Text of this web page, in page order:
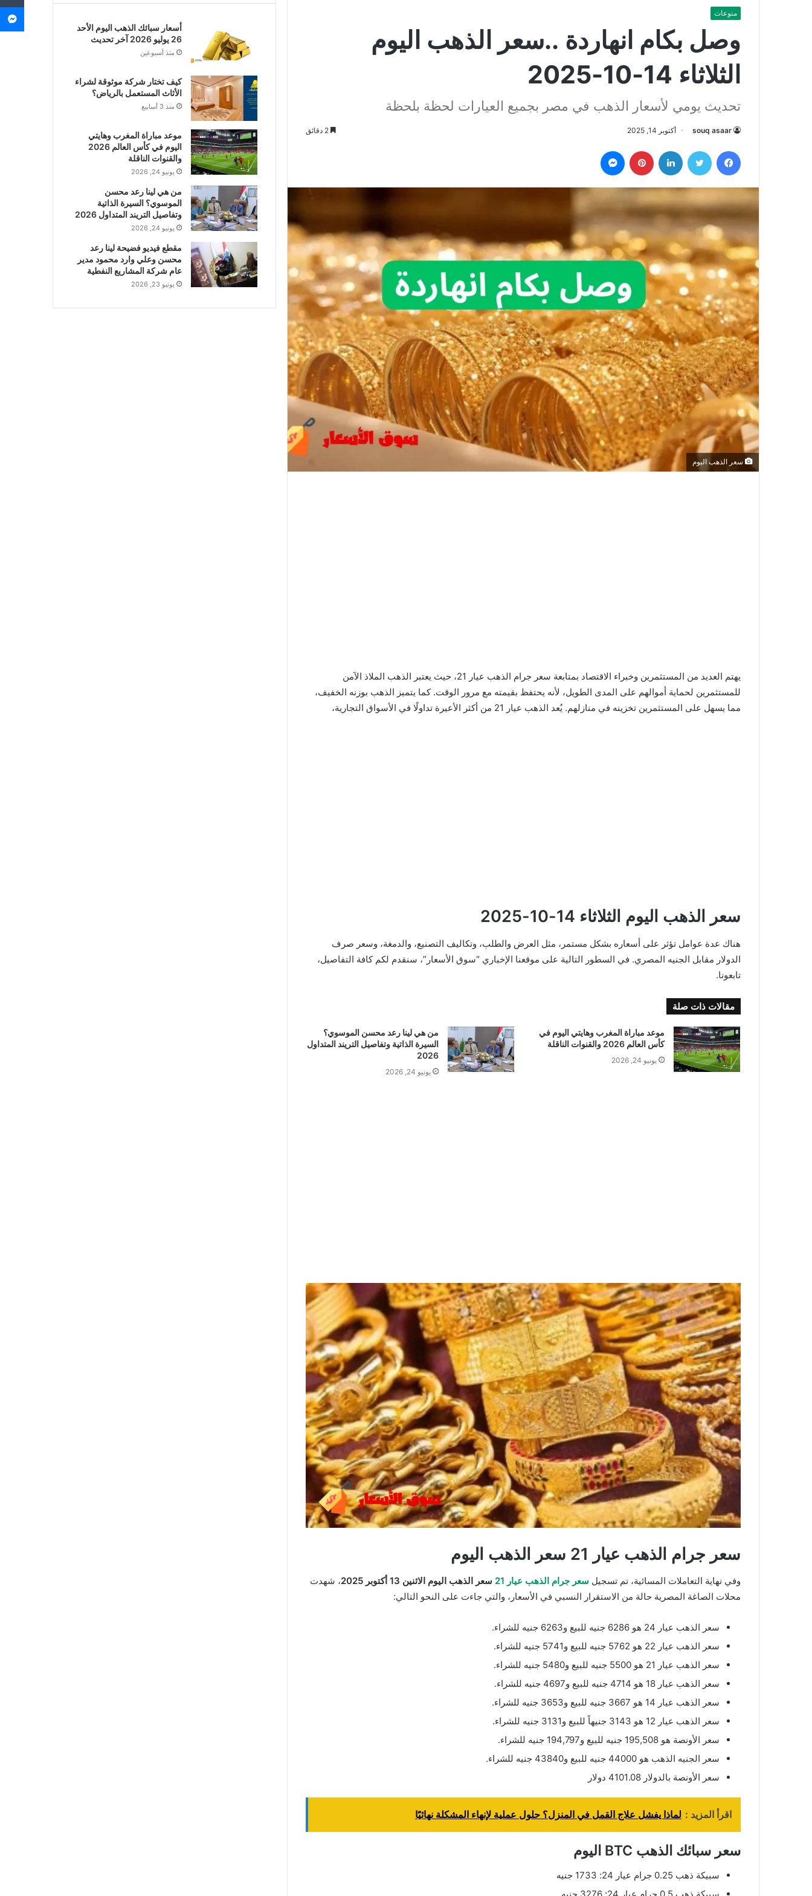
منوعات
وصل بكام انهاردة ..سعر الذهب اليوم
الثلاثاء 14-10-2025
تحديث يومي لأسعار الذهب في مصر بجميع العيارات لحظة بلحظة
souq asaar أكتوبر 14, 2025
فيسبوك تويتر لينكدإن بينتيريست
سعر الذهب اليوم
يهتم العديد من المستثمرين وخبراء الاقتصاد بمتابعة سعر جرام الذهب عيار 21، حيث يعتبر الذهب الملاذ الآمن
للمستثمرين لحماية أموالهم على المدى الطويل، لأنه يحتفظ بقيمته مع مرور الوقت. كما يتميز الذهب بوزنه الخفيف،
مما يسهل على المستثمرين تخزينه في منازلهم. يُعد الذهب عيار 21 من أكثر الأعيرة تداولًا في الأسواق التجارية،
سعر الذهب اليوم الثلاثاء 14-10-2025
هناك عدة عوامل تؤثر على أسعاره بشكل مستمر، مثل العرض والطلب، وتكاليف التصنيع، والدمغة، وسعر صرف
الدولار مقابل الجنيه المصري. في السطور التالية على موقعنا الإخباري “سوق الأسعار”، سنقدم لكم كافة التفاصيل،
تابعونا.
مقالات ذات صلة
موعد مباراة المغرب وهايتي اليوم في
كأس العالم 2026 والقنوات الناقلة
يونيو 24, 2026
من هي لينا رعد محسن الموسوي؟
السيرة الذاتية وتفاصيل التريند المتداول
2026
يونيو 24, 2026
سعر جرام الذهب عيار 21 سعر الذهب اليوم
وفي نهاية التعاملات المسائية، تم تسجيل سعر جرام الذهب عيار 21 سعر الذهب اليوم الاثنين 13 أكتوبر 2025
، شهدت
محلات الصاغة المصرية حالة من الاستقرار النسبي في الأسعار، والتي جاءت على النحو التالي:
سعر الذهب عيار 24 هو 6286 جنيه للبيع و6263 جنيه للشراء.
سعر الذهب عيار 22 هو 5762 جنيه للبيع و5741 جنيه للشراء.
سعر الذهب عيار 21 هو 5500 جنيه للبيع و5480 جنيه للشراء.
سعر الذهب عيار 18 هو 4714 جنيه للبيع و4697 جنيه للشراء.
سعر الذهب عيار 14 هو 3667 جنيه للبيع و3653 جنيه للشراء.
سعر الذهب عيار 12 هو 3143 جنيهاً للبيع و3131 جنيه للشراء.
سعر الأونصة هو 195,508 جنيه للبيع و194,797 جنيه للشراء.
سعر الجنيه الذهب هو 44000 جنيه للبيع و43840 جنيه للشراء.
سعر الأونصة بالدولار 4101.08 دولار
اقرأ المزيد : لماذا يفشل علاج القمل في المنزل؟ حلول عملية لإنهاء المشكلة نهائيًا
سعر سبائك الذهب BTC اليوم
سبيكة ذهب 0.25 جرام عيار 24: 1733 جنيه
سبيكة ذهب 0.5 جرام عيار 24: 3276 جنيه
أسعار سبائك الذهب اليوم الأحد
26 يوليو 2026 آخر تحديث
منذ أسبوعين
كيف تختار شركة موثوقة لشراء
الأثاث المستعمل بالرياض؟
منذ 3 أسابيع
موعد مباراة المغرب وهايتي
اليوم في كأس العالم 2026
والقنوات الناقلة
يونيو 24, 2026
من هي لينا رعد محسن
الموسوي؟ السيرة الذاتية
وتفاصيل التريند المتداول 2026
يونيو 24, 2026
مقطع فيديو فضيحة لينا رعد
محسن وعلي وارد محمود مدير
عام شركة المشاريع النفطية
يونيو 23, 2026